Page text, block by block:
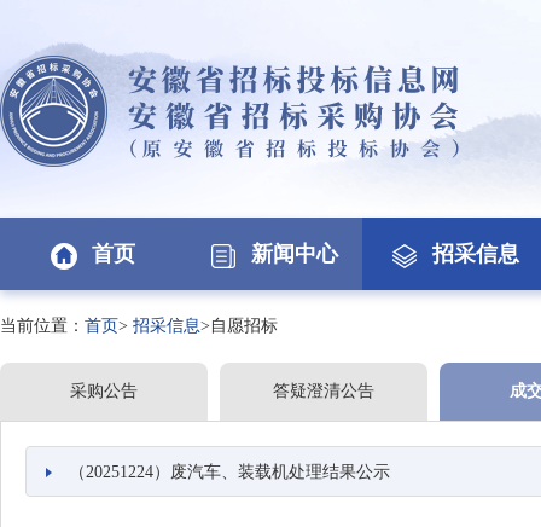
首页 新闻中心 招采信息
当前位置： 首页> 招采信息>自愿招标
采购公告 答疑澄清公告 成
（20251224）废汽车、装载机处理结果公示